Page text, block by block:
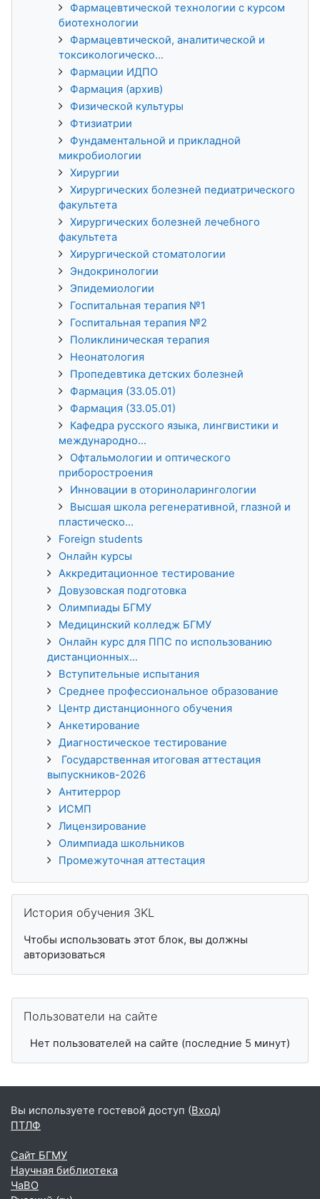
Фармацевтической технологии с курсом
биотехнологии
Фармацевтической, аналитической и
токсикологическо...
Фармации ИДПО
Фармация (архив)
Физической культуры
Фтизиатрии
Фундаментальной и прикладной
микробиологии
Хирургии
Хирургических болезней педиатрического
факультета
Хирургических болезней лечебного
факультета
Хирургической стоматологии
Эндокринологии
Эпидемиологии
Госпитальная терапия №1
Госпитальная терапия №2
Поликлиническая терапия
Неонатология
Пропедевтика детских болезней
Фармация (33.05.01)
Фармация (33.05.01)
Кафедра русского языка, лингвистики и
международно...
Офтальмологии и оптического
приборостроения
Инновации в оториноларингологии
Высшая школа регенеративной, глазной и
пластическо...
Foreign students
Онлайн курсы
Аккредитационное тестирование
Довузовская подготовка
Олимпиады БГМУ
Медицинский колледж БГМУ
Онлайн курс для ППС по использованию
дистанционных...
Вступительные испытания
Среднее профессиональное образование
Центр дистанционного обучения
Анкетирование
Диагностическое тестирование
Государственная итоговая аттестация
выпускников-2026
Антитеррор
ИСМП
Лицензирование
Олимпиада школьников
Промежуточная аттестация
История обучения 3KL
Чтобы использовать этот блок, вы должны
авторизоваться
Пользователи на сайте
Нет пользователей на сайте (последние 5 минут)
Вы используете гостевой доступ (Вход)
ПТЛФ
Сайт БГМУ
Научная библиотека
ЧаВО